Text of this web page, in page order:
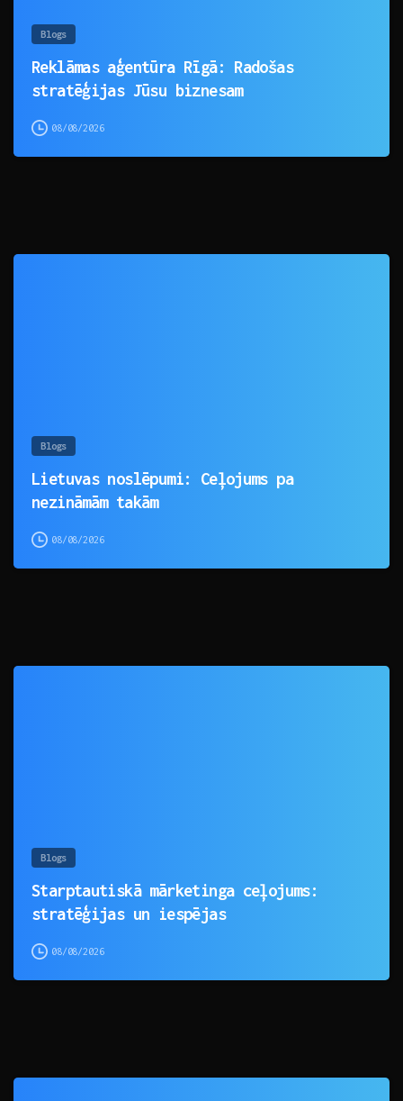
Blogs
Reklāmas aģentūra Rīgā: Radošas
stratēģijas Jūsu biznesam
08/08/2026
Blogs
Lietuvas noslēpumi: Ceļojums pa
nezināmām takām
08/08/2026
Blogs
Starptautiskā mārketinga ceļojums:
stratēģijas un iespējas
08/08/2026